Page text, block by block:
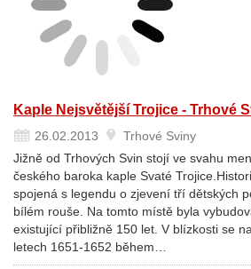
Kaple Nejsvětější Trojice - Trhové
26.02.2013
Trhové Sviny
Jižně od Trhových Svin stojí ve svahu
českého baroka kaple Svaté
spojená s legendu o zjevení tří dětských
bílém rouše. Na tomto místě byla
existující přibližně 150 let. V blízkosti se
letech 1651-1652 během…